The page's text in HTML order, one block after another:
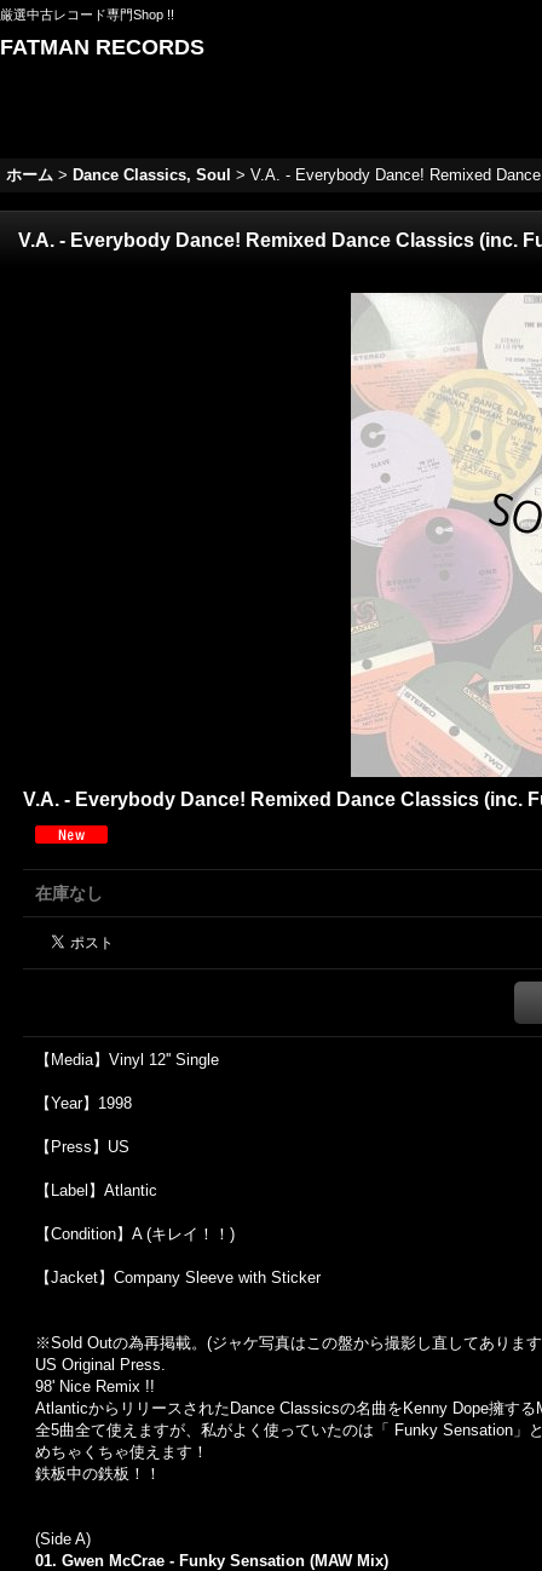
厳選中古レコード専門Shop !!
FATMAN RECORDS
ホーム > Dance Classics, Soul > V.A. - Everybody Dance! Remixed
V.A. - Everybody Dance! Remixed Dance Classics (inc.
V.A. - Everybody Dance! Remixed Dance Classics (inc.
在庫なし
【Media】Vinyl 12'' Single
【Year】1998
【Press】US
【Label】Atlantic
【Condition】A (キレイ！！)
【Jacket】Company Sleeve with Sticker
※Sold Outの為再掲載。 (ジャケ写真はこの盤から撮影し直してありま
US Original Press.
98' Nice Remix !!
AtlanticからリリースされたDance Classicsの名曲をKenny Dope擁す
全5曲全て使えますが、私がよく使っていたのは「 Funky Sensation」
めちゃくちゃ使えます！
鉄板中の鉄板！！
(Side A)
01. Gwen McCrae - Funky Sensation (MAW Mix)